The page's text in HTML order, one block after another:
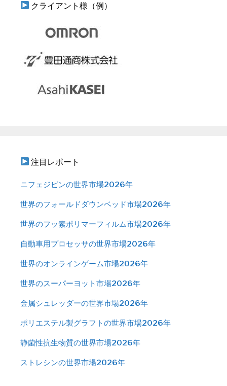
クライアント様（例）
注目レポート
ニフェジピンの世界市場2026年
世界のフォールドダウンベッド市場2026年
世界のフッ素ポリマーフィルム市場2026年
自動車用プロセッサの世界市場2026年
世界のオンラインゲーム市場2026年
世界のスーパーヨット市場2026年
金属シュレッダーの世界市場2026年
ポリエステル製グラフトの世界市場2026年
静菌性抗生物質の世界市場2026年
ストレシンの世界市場2026年